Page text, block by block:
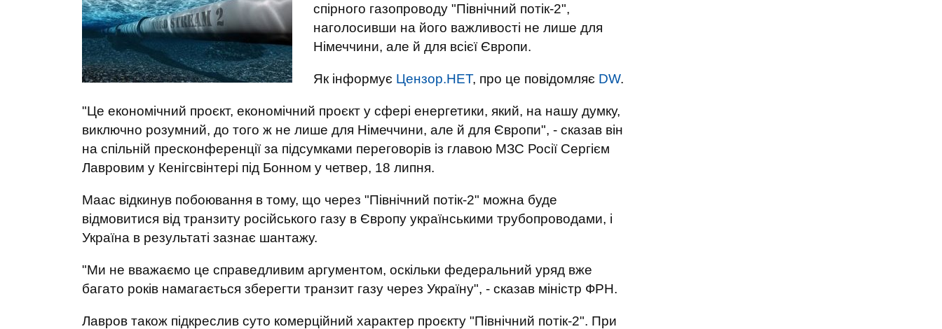
спірного газопроводу "Північний потік-2",
наголосивши на його важливості не лише для
Німеччини, але й для всієї Європи.
Як інформує Цензор.НЕТ, про це повідомляє DW.
"Це економічний проєкт, економічний проєкт у сфері енергетики, який, на нашу думку,
виключно розумний, до того ж не лише для Німеччини, але й для Європи", - сказав він
на спільній пресконференції за підсумками переговорів із главою МЗС Росії Сергієм
Лавровим у Кенігсвінтері під Бонном у четвер, 18 липня.
Маас відкинув побоювання в тому, що через "Північний потік-2" можна буде
відмовитися від транзиту російського газу в Європу українськими трубопроводами, і
Україна в результаті зазнає шантажу.
"Ми не вважаємо це справедливим аргументом, оскільки федеральний уряд вже
багато років намагається зберегти транзит газу через Україну", - сказав міністр ФРН.
Лавров також підкреслив суто комерційний характер проєкту "Північний потік-2". При